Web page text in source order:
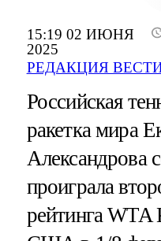
15:19 02 ИЮНЯ
2025
РЕДАКЦИЯ
Российская
ракетка мира
Александрова
проиграла
рейтинга